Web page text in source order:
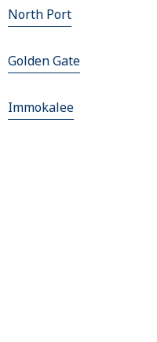
North Port
Golden Gate
Immokalee